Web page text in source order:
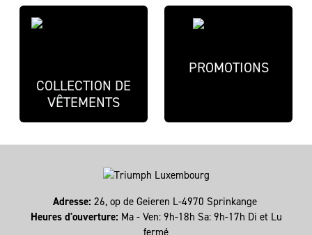
COLLECTION DE
VÊTEMENTS
PROMOTIONS
Adresse: 26, op de Geieren L-4970 Sprinkange
Heures d'ouverture: Ma - Ven: 9h-18h Sa: 9h-17h Di et Lu